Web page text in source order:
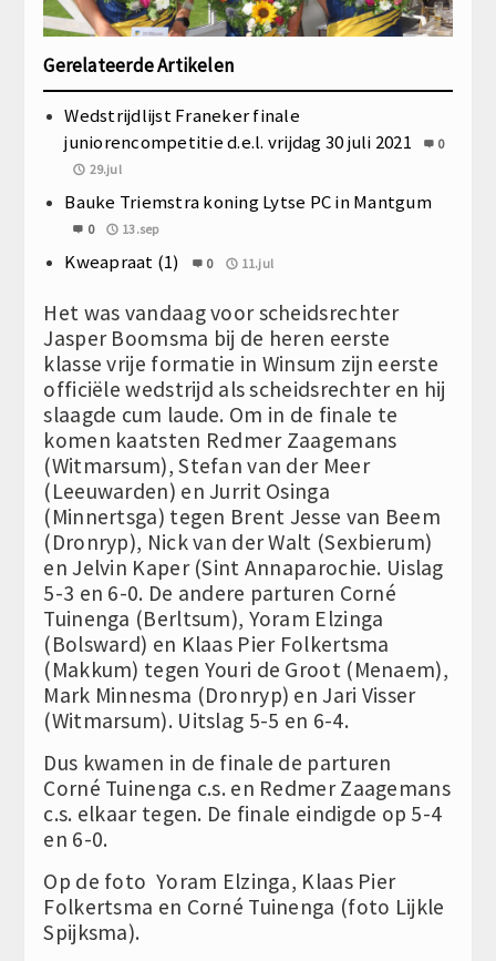
Gerelateerde Artikelen
Wedstrijdlijst Franeker finale
juniorencompetitie d.e.l. vrijdag 30 juli 2021
0
29.jul
Bauke Triemstra koning Lytse PC in Mantgum
0 13.sep
Kweapraat (1) 0 11.jul
Het was vandaag voor scheidsrechter
Jasper Boomsma bij de heren eerste
klasse vrije formatie in Winsum zijn eerste
officiële wedstrijd als scheidsrechter en hij
slaagde cum laude. Om in de finale te
komen kaatsten Redmer Zaagemans
(Witmarsum), Stefan van der Meer
(Leeuwarden) en Jurrit Osinga
(Minnertsga) tegen Brent Jesse van Beem
(Dronryp), Nick van der Walt (Sexbierum)
en Jelvin Kaper (Sint Annaparochie. Uislag
5-3 en 6-0. De andere parturen Corné
Tuinenga (Berltsum), Yoram Elzinga
(Bolsward) en Klaas Pier Folkertsma
(Makkum) tegen Youri de Groot (Menaem),
Mark Minnesma (Dronryp) en Jari Visser
(Witmarsum). Uitslag 5-5 en 6-4.
Dus kwamen in de finale de parturen
Corné Tuinenga c.s. en Redmer Zaagemans
c.s. elkaar tegen. De finale eindigde op 5-4
en 6-0.
Op de foto Yoram Elzinga, Klaas Pier
Folkertsma en Corné Tuinenga (foto Lijkle
Spijksma).